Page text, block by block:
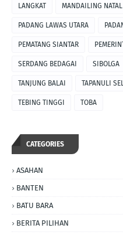
LANGKAT MANDAILING NATAL
PADANG LAWAS UTARA
PEMATANG SIANTAR
SERDANG BEDAGAI SIBOLGA
TANJUNG BALAI TAPANULI
TEBING TINGGI TOBA
CATEGORIES
ASAHAN
BANTEN
BATU BARA
BERITA PILIHAN